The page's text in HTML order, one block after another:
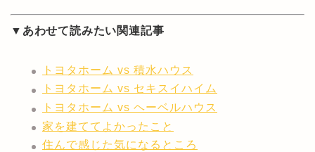
▼あわせて読みたい関連記事
トヨタホーム vs 積水ハウス
トヨタホーム vs セキスイハイム
トヨタホーム vs ヘーベルハウス
家を建ててよかったこと
住んで感じた気になるところ